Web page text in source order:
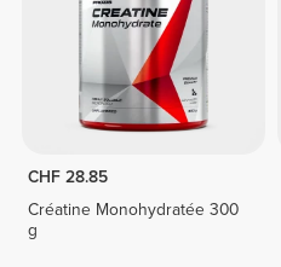
CHF 28.85
Créatine Monohydratée 300
g